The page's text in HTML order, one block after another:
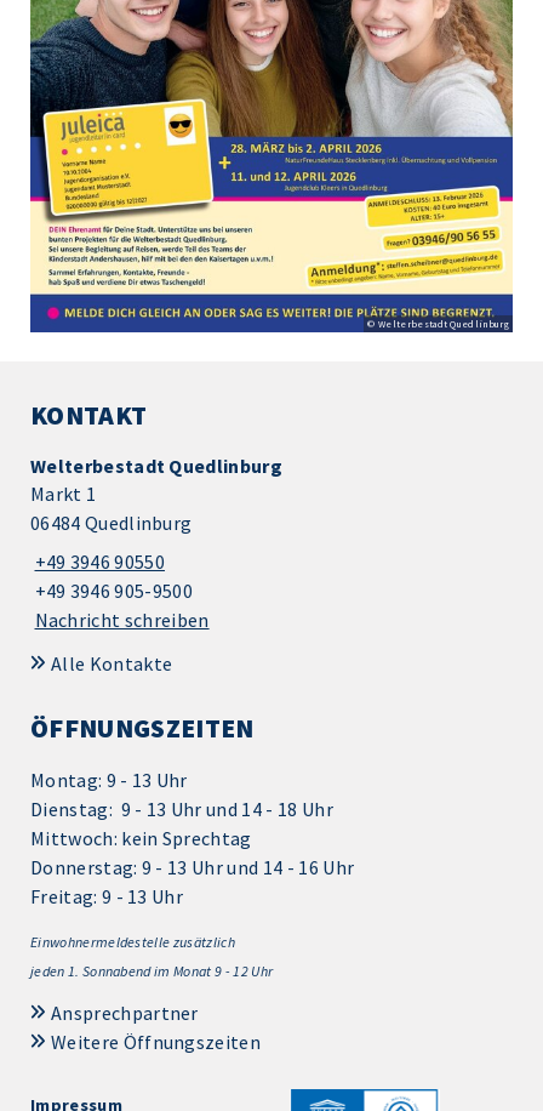
© Welterbestadt Quedlinburg
KONTAKT
Welterbestadt Quedlinburg
Markt 1
06484 Quedlinburg
+49 3946 90550
+49 3946 905-9500
Nachricht schreiben
Alle Kontakte
ÖFFNUNGSZEITEN
Montag: 9 - 13 Uhr
Dienstag: 9 - 13 Uhr und 14 - 18 Uhr
Mittwoch: kein Sprechtag
Donnerstag: 9 - 13 Uhr und 14 - 16 Uhr
Freitag: 9 - 13 Uhr
Einwohnermeldestelle zusätzlich
jeden 1. Sonnabend im Monat 9 - 12 Uhr
Ansprechpartner
Weitere Öffnungszeiten
Impressum